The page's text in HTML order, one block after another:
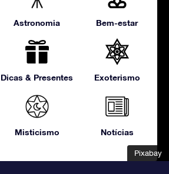
Pixabay
Pixabay
Astronomia Bem-estar
Dicas & Presentes Exoterismo
Misticismo Notícias